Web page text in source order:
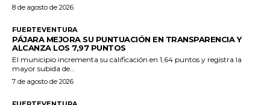
8 de agosto de 2026
FUERTEVENTURA
PÁJARA MEJORA SU PUNTUACIÓN EN TRANSPARENCIA Y
ALCANZA LOS 7,97 PUNTOS
El municipio incrementa su calificación en 1,64 puntos y registra la
mayor subida de...
7 de agosto de 2026